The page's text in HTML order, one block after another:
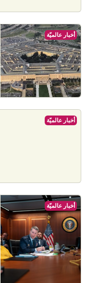
أخبار عالميّة
أخبار عالميّة
أخبار عالميّة